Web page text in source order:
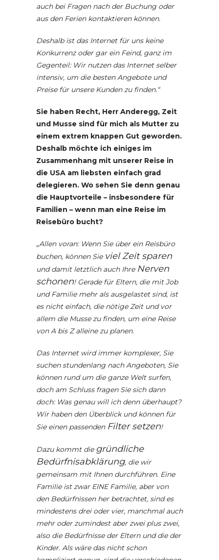
auch bei Fragen nach der Buchung oder
aus den Ferien kontaktieren können.
Deshalb ist das Internet für uns keine
Konkurrenz oder gar ein Feind, ganz im
Gegenteil: Wir nutzen das Internet selber
intensiv, um die besten Angebote und
Preise für unsere Kunden zu finden.“
Sie haben Recht, Herr Anderegg, Zeit
und Musse sind für mich als Mutter zu
einem extrem knappen Gut geworden.
Deshalb möchte ich einiges im
Zusammenhang mit unserer Reise in
die USA am liebsten einfach grad
delegieren. Wo sehen Sie denn genau
die Hauptvorteile – insbesondere für
Familien – wenn man eine Reise im
Reisebüro bucht?
„Allen voran: Wenn Sie über ein Reisbüro
buchen, können Sie viel Zeit sparen
und damit letztlich auch Ihre Nerven
schonen! Gerade für Eltern, die mit Job
und Familie mehr als ausgelastet sind, ist
es nicht einfach, die nötige Zeit und vor
allem die Musse zu finden, um eine Reise
von A bis Z alleine zu planen.
Das Internet wird immer komplexer, Sie
suchen stundenlang nach Angeboten, Sie
können rund um die ganze Welt surfen,
doch am Schluss fragen Sie sich dann
doch: Was genau will ich denn überhaupt?
Wir haben den Überblick und können für
Sie einen passenden Filter setzen!
Dazu kommt die gründliche
Bedürfnisabklärung, die wir
gemeinsam mit Ihnen durchführen. Eine
Familie ist zwar EINE Familie, aber von
den Bedürfnissen her betrachtet, sind es
mindestens drei oder vier, manchmal auch
mehr oder zumindest aber zwei plus zwei,
also die Bedürfnisse der Eltern und die der
Kinder. Als wäre das nicht schon